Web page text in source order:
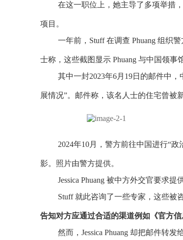
在这一职位上，她主导了多项举措
项目。
一年前，Stuff 在调查 Phuang 组织
士称，这些截图显示 Phuang 与中国领事
其中一封2023年6月19日的邮件中
展情况”。邮件称，该名人士的住宅曾被
2024年10月，警方前往中国进行“政
影。照片由警方提供。
Jessica Phuang 被中方外交官要求提
Stuff 就此咨询了一些专家，这些被
告知对方应通过合适的渠道例如《官方
然而，Jessica Phuang 却把邮件转